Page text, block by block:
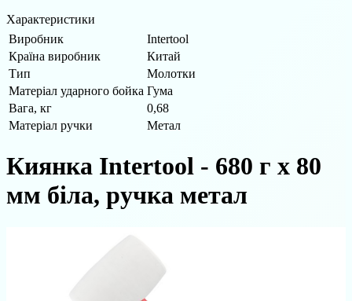
Характеристики
Виробник
Intertool
Країна виробник
Китай
Тип
Молотки
Матеріал ударного бойка Гума
Вага, кг
0,68
Матеріал ручки
Метал
Киянка Intertool - 680 г х 80
мм біла, ручка метал